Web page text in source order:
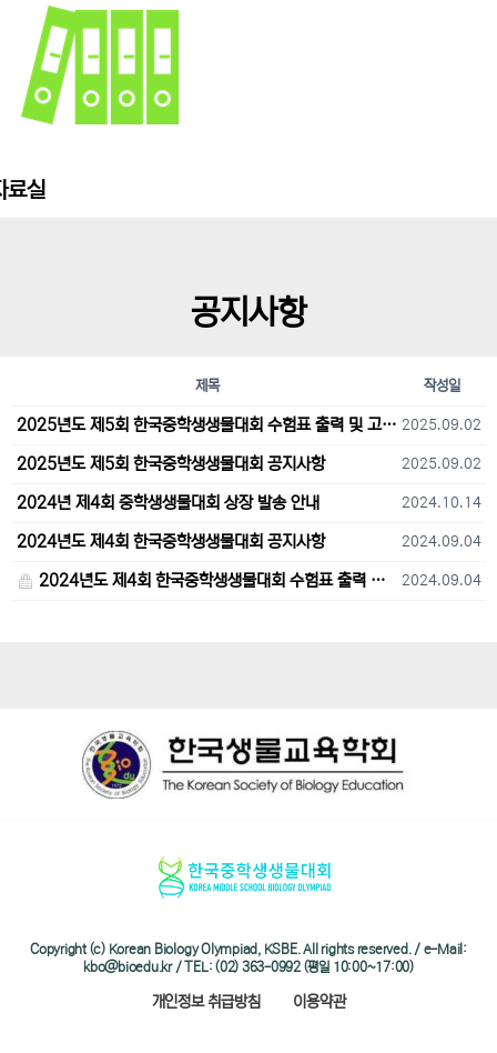
료실
공지사항
제목 작성일
2025년도 제5회 한국중학생생물대회 수험표 출력 및 고사장 오시는 길 안내 2025.09.02
2025년도 제5회 한국중학생생물대회 공지사항 2025.09.02
2024년 제4회 중학생생물대회 상장 발송 안내 2024.10.14
2024년도 제4회 한국중학생생물대회 공지사항 2024.09.04
2024년도 제4회 한국중학생생물대회 수험표 출력 및 고사장 오시는 길 안내 2024.09.04
Copyright (c) Korean Biology Olympiad, KSBE. All rights reserved. / e-Mail:
kbo@bioedu.kr / TEL: (02) 363-0992 (평일 10:00~17:00)
개인정보 취급방침 이용약관